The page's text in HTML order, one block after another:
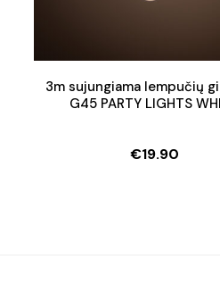
3m sujungiama lempučių
G45 PARTY LIGHTS
€19.90